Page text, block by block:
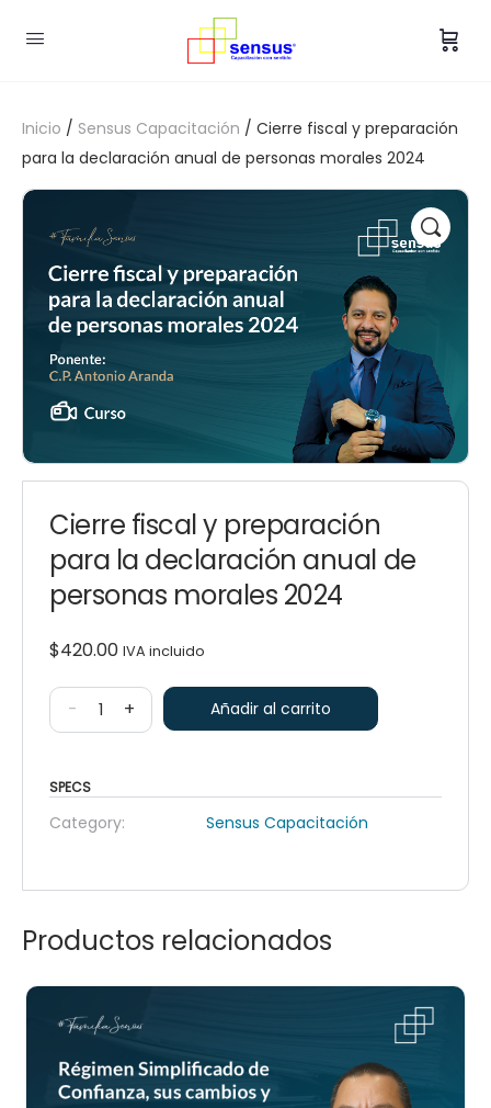
Inicio / Sensus Capacitación / Cierre fiscal y preparación
para la declaración anual de personas morales 2024
Cierre fiscal y preparación
para la declaración anual de
personas morales 2024
$420.00 IVA incluido
- + Añadir al carrito
SPECS
Category: Sensus Capacitación
Productos relacionados